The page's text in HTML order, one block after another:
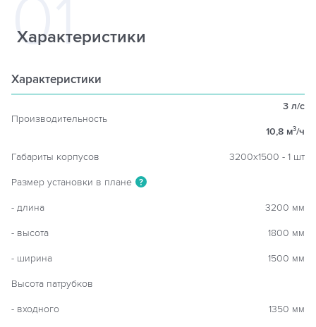
Характеристики
Характеристики
Производительность
3 л/с
10,8 м3/ч
Габариты корпусов 3200х1500 - 1 шт
Размер установки в плане ?
- длина 3200 мм
- высота 1800 мм
- ширина 1500 мм
Высота патрубков
- входного 1350 мм